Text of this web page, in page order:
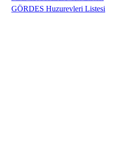
GÖRDES Huzurevleri Listesi